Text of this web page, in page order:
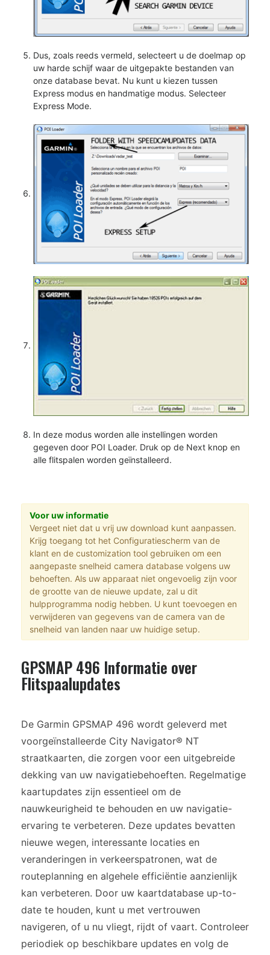
Dus, zoals reeds vermeld, selecteert u de doelmap op
uw harde schijf waar de uitgepakte bestanden van
onze database bevat. Nu kunt u kiezen tussen
Express modus en handmatige modus. Selecteer
Express Mode.
In deze modus worden alle instellingen worden
gegeven door POI Loader. Druk op de Next knop en
alle flitspalen worden geïnstalleerd.
Voor uw informatie
Vergeet niet dat u vrij uw download kunt aanpassen.
Krijg toegang tot het Configuratiescherm van de
klant en de customization tool gebruiken om een
aangepaste snelheid camera database volgens uw
behoeften. Als uw apparaat niet ongevoelig zijn voor
de grootte van de nieuwe update, zal u dit
hulpprogramma nodig hebben. U kunt toevoegen en
verwijderen van gegevens van de camera van de
snelheid van landen naar uw huidige setup.
GPSMAP 496 Informatie over
Flitspaalupdates
De Garmin GPSMAP 496 wordt geleverd met
voorgeïnstalleerde City Navigator® NT
straatkaarten, die zorgen voor een uitgebreide
dekking van uw navigatiebehoeften. Regelmatige
kaartupdates zijn essentieel om de
nauwkeurigheid te behouden en uw navigatie-
ervaring te verbeteren. Deze updates bevatten
nieuwe wegen, interessante locaties en
veranderingen in verkeerspatronen, wat de
routeplanning en algehele efficiëntie aanzienlijk
kan verbeteren. Door uw kaartdatabase up-to-
date te houden, kunt u met vertrouwen
navigeren, of u nu vliegt, rijdt of vaart. Controleer
periodiek op beschikbare updates en volg de